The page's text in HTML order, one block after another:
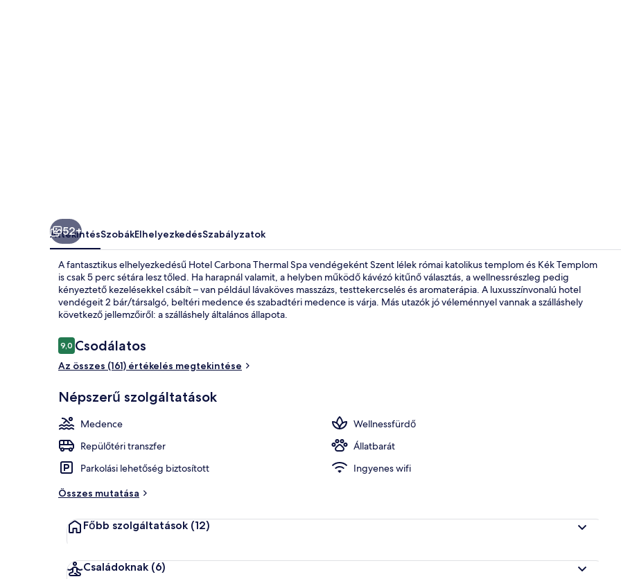
Külső rész
52+
ÁttekintésSzobákElhelyezkedésSzabályzatok
A fantasztikus elhelyezkedésű Hotel Carbona Thermal Spa vendégeként Szent lélek római katolikus templom és Kék Templom
is csak 5 perc sétára lesz tőled. Ha harapnál valamit, a helyben működő kávézó kitűnő választás, a wellnessrészleg pedig
kényeztető kezelésekkel csábít – van például lávaköves masszázs, testtekercselés és aromaterápia. A luxusszínvonalú hotel
vendégeit 2 bár/társalgó, beltéri medence és szabadtéri medence is várja. Más utazók jó véleménnyel vannak a szálláshely
következő jellemzőiről: a szálláshely általános állapota.
Értékelések
9,09,0 ennyiből: 10
Csodálatos
Az összes (161) értékelés megtekintése
Népszerű szolgáltatások
Medence
Wellnessfürdő
Repülőtéri transzfer
Állatbarát
Parkolási lehetőség biztosított
Ingyenes wifi
Összes mutatása
Főbb szolgáltatások (12)
Családoknak (6)